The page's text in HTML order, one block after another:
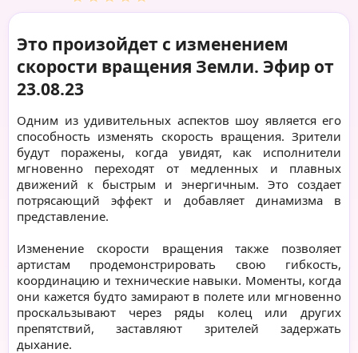
Это произойдет с изменением
скорости вращения Земли. Эфир от
23.08.23
Одним из удивительных аспектов шоу является его
способность изменять скорость вращения. Зрители
будут поражены, когда увидят, как исполнители
мгновенно переходят от медленных и плавных
движений к быстрым и энергичным. Это создает
потрясающий эффект и добавляет динамизма в
представление.
Изменение скорости вращения также позволяет
артистам продемонстрировать свою гибкость,
координацию и технические навыки. Моменты, когда
они кажется будто замирают в полете или мгновенно
проскальзывают через ряды колец или других
препятствий, заставляют зрителей задержать
дыхание.